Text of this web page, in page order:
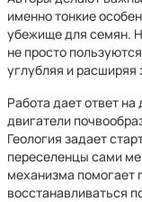
именно тонкие
убежище для семян.
не просто
углубляя и расширяя
Работа дает ответ на
двигатели
Геология задает
переселенцы сами
механизма помогает
восстанавливаться